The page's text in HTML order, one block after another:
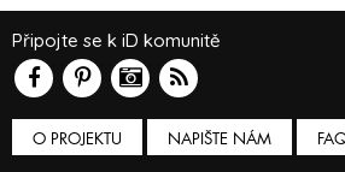
O PROJEKTU NAPIŠTE NÁM
Připojte se k iD komunitě